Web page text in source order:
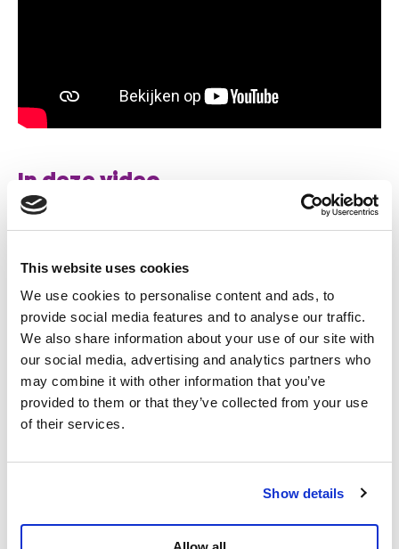
This website uses cookies
We use cookies to personalise content and ads, to
provide social media features and to analyse our traffic.
We also share information about your use of our site with
our social media, advertising and analytics partners who
may combine it with other information that you’ve
provided to them or that they’ve collected from your use
of their services.
Show details
In deze video
TikTok
Facebook
Twitter
Meer over Video Israël - Palestina Nabil Boukili
Delen